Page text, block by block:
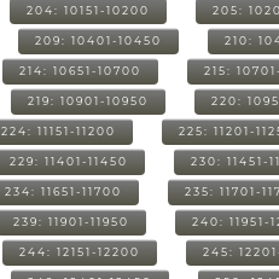
204: 10151-10200 205:
209: 10401-10450 210:
214: 10651-10700 215:
219: 10901-10950 220:
224: 11151-11200 225: 11201-
229: 11401-11450 230: 11451-
234: 11651-11700 235: 11701-
239: 11901-11950 240: 11951-
244: 12151-12200 245: